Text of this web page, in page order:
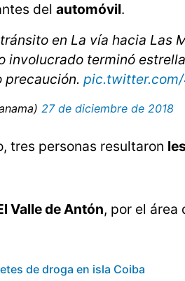
del automóvil.
en La vía hacia Las
involucrado terminó
precaución. pic.twitter.com/
27 de diciembre de 2018
tres personas resultaron
Valle de Antón, por el área
de droga en isla Coiba